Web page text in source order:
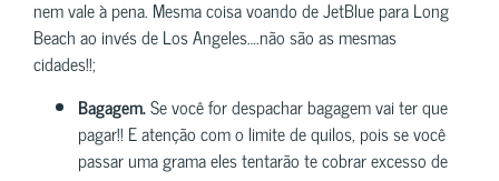
nem vale à pena. Mesma coisa voando de JetBlue para Long
Beach ao invés de Los Angeles….não são as mesmas
cidades!!;
Bagagem.Se você for despachar bagagem vai ter que
pagar!! E atenção com o limite de quilos, pois se você
passar uma grama eles tentarão te cobrar excesso de